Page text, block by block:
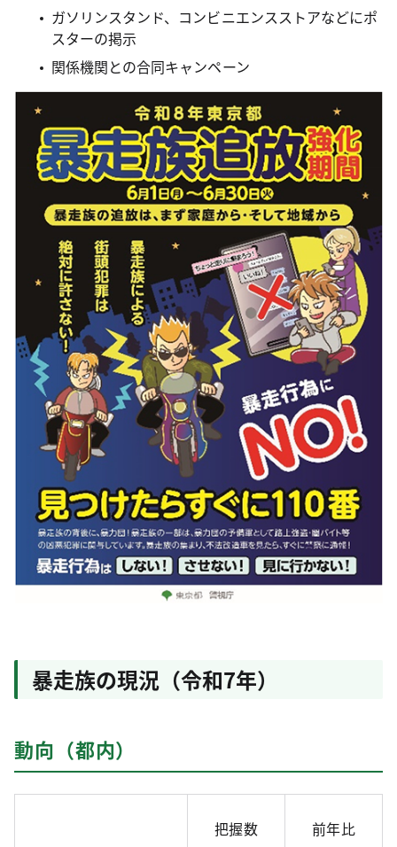
ガソリンスタンド、コンビニエンスストアなどにポ
スターの掲示
関係機関との合同キャンペーン
暴走族の現況（令和7年）
動向（都内）
把握数 前年比